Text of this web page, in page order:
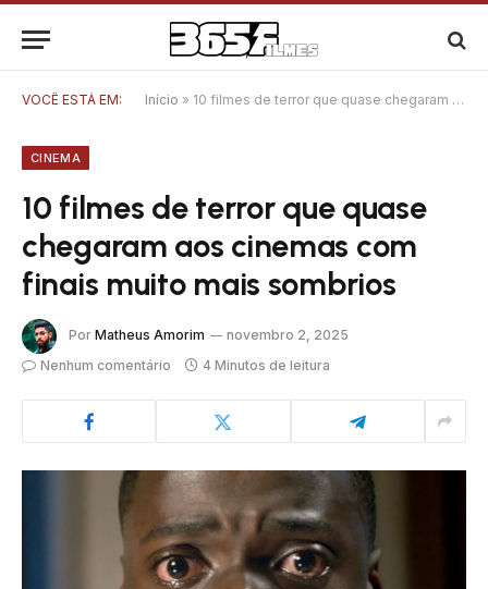
VOCÊ ESTÁ EM: Início » 10 filmes de terror que quase chegaram aos cinemas com finais muito mais sombrios
CINEMA
10 filmes de terror que quase
chegaram aos cinemas com
finais muito mais sombrios
Por Matheus Amorim
novembro 2, 2025
Nenhum comentário
4 Minutos de leitura